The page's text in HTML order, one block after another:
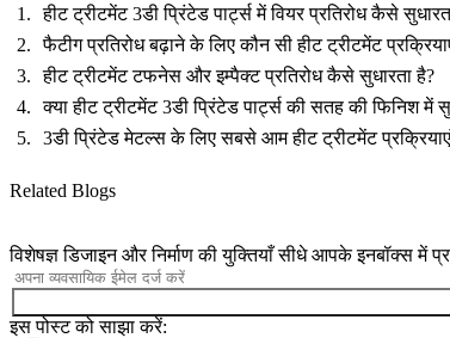
हीट ट्रीटमेंट 3डी प्रिंटेड पार्ट्स में वियर प्रतिरोध कैसे
फैटीग प्रतिरोध बढ़ाने के लिए कौन सी हीट ट्रीटमेंट
हीट ट्रीटमेंट टफनेस और इम्पैक्ट प्रतिरोध कैसे सुधारता है?
क्या हीट ट्रीटमेंट 3डी प्रिंटेड पार्ट्स की सतह की फिनिश में
3डी प्रिंटेड मेटल्स के लिए सबसे आम हीट ट्रीटमेंट
Related Blogs
विशेषज्ञ डिजाइन और निर्माण की युक्तियाँ सीधे आपके इनबॉक्स में
इस पोस्ट को साझा करें: